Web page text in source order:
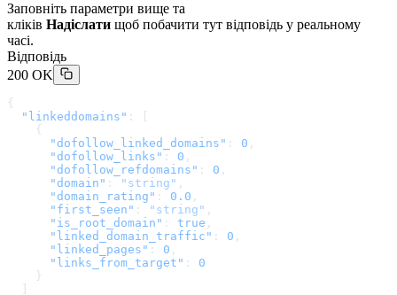
Заповніть параметри вище та
кліків Надіслати щоб побачити тут відповідь у реальному
часі.
Відповідь
200 OK
{
  "linkeddomains"
: [
    {
      "dofollow_linked_domains"
: 0 ,
      "dofollow_links"
: 0 ,
      "dofollow_refdomains"
: 0 ,
      "domain"
: "string" ,
      "domain_rating"
: 0.0 ,
      "first_seen"
: "string" ,
      "is_root_domain"
: true ,
      "linked_domain_traffic"
: 0 ,
      "linked_pages"
: 0 ,
      "links_from_target"
: 0
    }